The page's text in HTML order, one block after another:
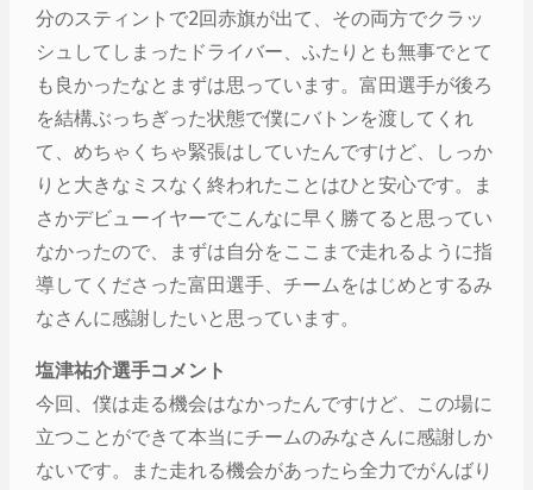
分のスティントで2回赤旗が出て、その両方でクラッ
シュしてしまったドライバー、ふたりとも無事でとて
も良かったなとまずは思っています。富田選手が後ろ
を結構ぶっちぎった状態で僕にバトンを渡してくれ
て、めちゃくちゃ緊張はしていたんですけど、しっか
りと大きなミスなく終われたことはひと安心です。ま
さかデビューイヤーでこんなに早く勝てると思ってい
なかったので、まずは自分をここまで走れるように指
導してくださった富田選手、チームをはじめとするみ
なさんに感謝したいと思っています。
塩津祐介選手コメント
今回、僕は走る機会はなかったんですけど、この場に
立つことができて本当にチームのみなさんに感謝しか
ないです。また走れる機会があったら全力でがんばり